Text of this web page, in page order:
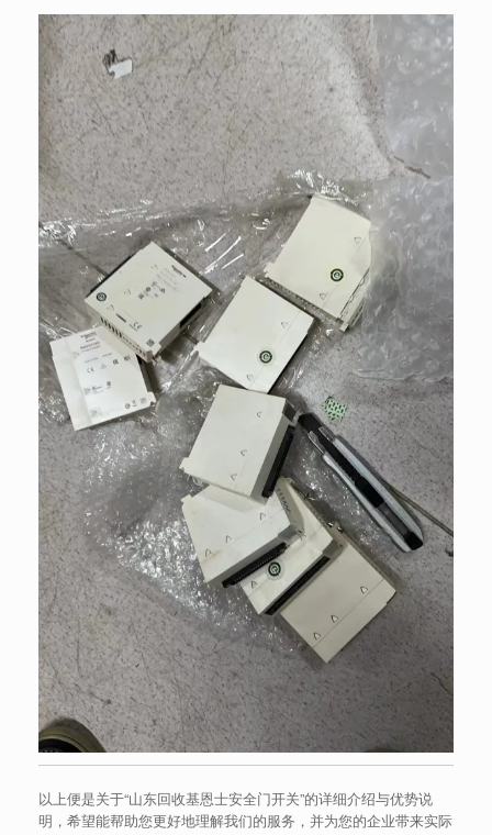
以上便是关于“山东回收基恩士安全门开关”的详细介绍与优势说
明，希望能帮助您更好地理解我们的服务，并为您的企业带来实际